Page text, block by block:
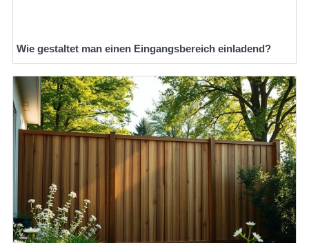
Wie gestaltet man einen Eingangsbereich einladend?